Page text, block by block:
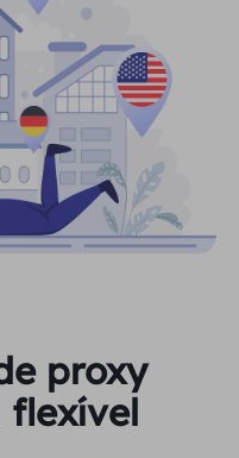
proxy
flexível